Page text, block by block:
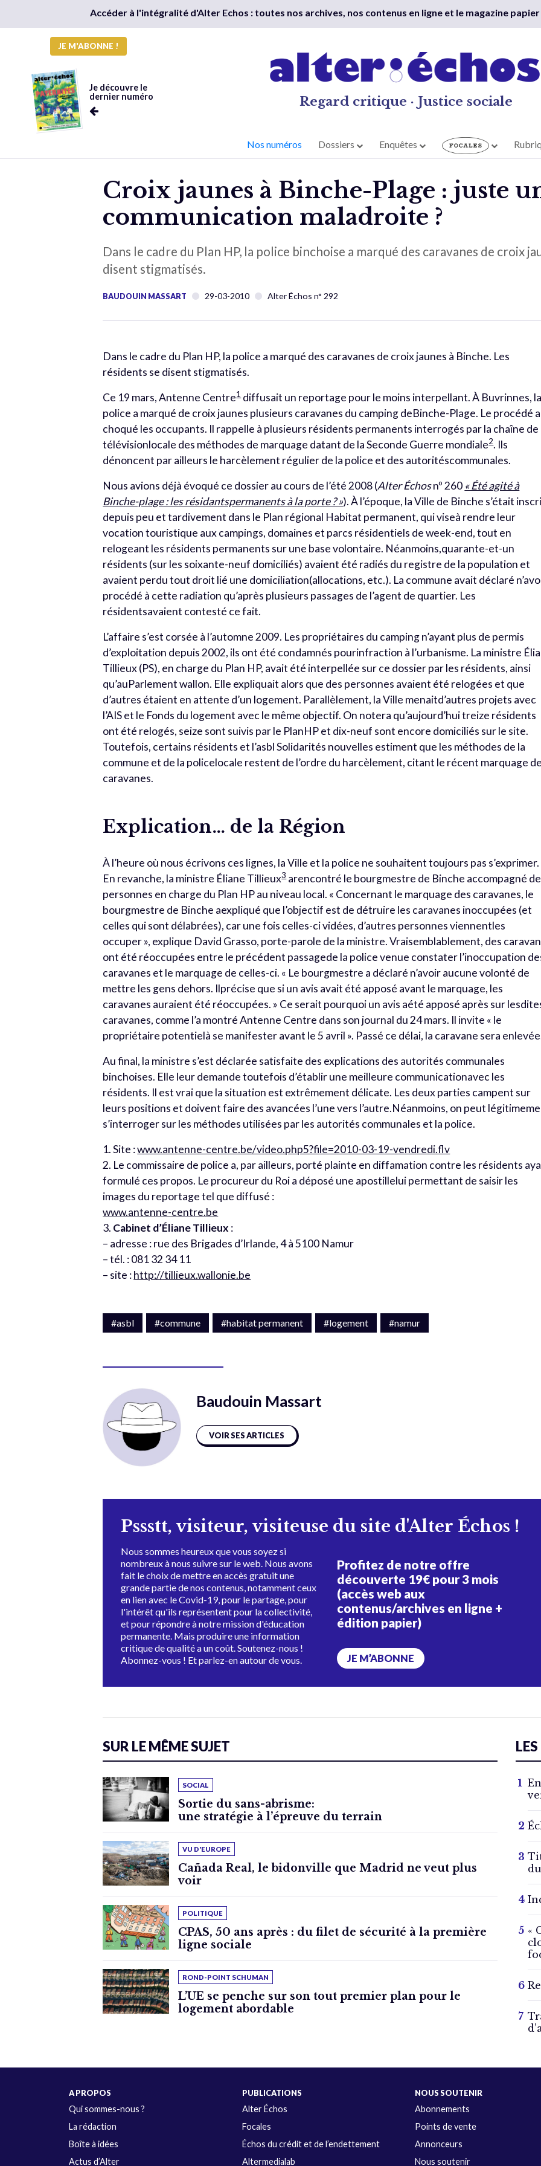
Accéder à l'intégralité d'Alter Echos : toutes nos archives, nos contenus en ligne et le magazine papier
JE M'ABONNE !
Je découvre le
dernier numéro
Regard critique · Justice sociale
Nos numéros Dossiers Enquêtes
Croix jaunes à Binche-Plage : juste
communication maladroite ?
Dans le cadre du Plan HP, la police binchoise a marqué des caravanes de croix
disent stigmatisés.
BAUDOUIN MASSART 29-03-2010 Alter Échos n° 292
Dans le cadre du Plan HP, la police a marqué des caravanes de croix jaunes à Binche. Les
résidents se disent stigmatisés.
Ce 19 mars, Antenne Centre1diffusait un reportage pour le moins interpellant. À Buvrinnes, la
police a marqué de croix jaunes plusieurs caravanes du camping deBinche-Plage. Le procédé a
choqué les occupants. Il rappelle à plusieurs résidents permanents interrogés par la chaîne de
télévisionlocale des méthodes de marquage datant de la Seconde Guerre mondiale2. Ils
dénoncent par ailleurs le harcèlement régulier de la police et des autoritéscommunales.
Nous avions déjà évoqué ce dossier au cours de l’été 2008 (Alter Échosnº 260 « Été agité à
Binche-plage : les résidantspermanents à la porte ? »). À l’époque, la Ville de Binche s’était
depuis peu et tardivement dans le Plan régional Habitat permanent, qui viseà rendre leur
vocation touristique aux campings, domaines et parcs résidentiels de week-end, tout en
relogeant les résidents permanents sur une base volontaire. Néanmoins,quarante-et-un
résidents (sur les soixante-neuf domiciliés) avaient été radiés du registre de la population et
avaient perdu tout droit lié une domiciliation(allocations, etc.). La commune avait déclaré
procédé à cette radiation qu’après plusieurs passages de l’agent de quartier. Les
résidentsavaient contesté ce fait.
L’affaire s’est corsée à l’automne 2009. Les propriétaires du camping n’ayant plus de permis
d’exploitation depuis 2002, ils ont été condamnés pourinfraction à l’urbanisme. La ministre
Tillieux (PS), en charge du Plan HP, avait été interpellée sur ce dossier par les résidents, ainsi
qu’auParlement wallon. Elle expliquait alors que des personnes avaient été relogées et que
d’autres étaient en attente d’un logement. Parallèlement, la Ville menaitd’autres projets avec
l’AIS et le Fonds du logement avec le même objectif. On notera qu’aujourd’hui treize résidents
ont été relogés, seize sont suivis par le PlanHP et dix-neuf sont encore domiciliés sur le site.
Toutefois, certains résidents et l’asbl Solidarités nouvelles estiment que les méthodes de la
commune et de la policelocale restent de l’ordre du harcèlement, citant le récent marquage
caravanes.
Explication… de la Région
À l’heure où nous écrivons ces lignes, la Ville et la police ne souhaitent toujours pas s’exprimer.
En revanche, la ministre Éliane Tillieux3arencontré le bourgmestre de Binche accompagné
personnes en charge du Plan HP au niveau local. « Concernant le marquage des caravanes, le
bourgmestre de Binche aexpliqué que l’objectif est de détruire les caravanes inoccupées (et
celles qui sont délabrées), car une fois celles-ci vidées, d’autres personnes viennentles
occuper », explique David Grasso, porte-parole de la ministre. Vraisemblablement, des
ont été réoccupées entre le précédent passagede la police venue constater l’inoccupation
caravanes et le marquage de celles-ci. « Le bourgmestre a déclaré n’avoir aucune volonté de
mettre les gens dehors. Ilprécise que si un avis avait été apposé avant le marquage, les
caravanes auraient été réoccupées. » Ce serait pourquoi un avis aété apposé après sur
caravanes, comme l’a montré Antenne Centre dans son journal du 24 mars. Il invite « le
propriétaire potentielà se manifester avant le 5 avril ». Passé ce délai, la caravane sera
Au final, la ministre s’est déclarée satisfaite des explications des autorités communales
binchoises. Elle leur demande toutefois d’établir une meilleure communicationavec les
résidents. Il est vrai que la situation est extrêmement délicate. Les deux parties campent sur
leurs positions et doivent faire des avancées l’une vers l’autre.Néanmoins, on peut
s’interroger sur les méthodes utilisées par les autorités communales et la police.
1. Site :www.antenne-centre.be/video.php5?file=2010-03-19-vendredi.flv
2. Le commissaire de police a, par ailleurs, porté plainte en diffamation contre les résidents
formulé ces propos. Le procureur du Roi a déposé une apostillelui permettant de saisir les
images du reportage tel que diffusé :
www.antenne-centre.be
3. Cabinet d’Éliane Tillieux :
– adresse : rue des Brigades d’Irlande, 4 à 5100 Namur
– tél. : 081 32 34 11
– site :http://tillieux.wallonie.be
#asbl #commune #habitat permanent #logement #namur
Baudouin Massart
VOIR SES ARTICLES
Pssstt, visiteur, visiteuse du site d'Alter Échos !
Nous sommes heureux que vous soyez si
nombreux à nous suivre sur le web. Nous avons
fait le choix de mettre en accès gratuit une
grande partie de nos contenus, notamment ceux
en lien avec le Covid-19, pour le partage, pour
l'intérêt qu'ils représentent pour la collectivité,
et pour répondre à notre mission d'éducation
permanente. Mais produire une information
critique de qualité a un coût. Soutenez-nous !
Abonnez-vous ! Et parlez-en autour de vous.
Profitez de notre offre
découverte 19€ pour 3 mois
(accès web aux
contenus/archives en ligne +
édition papier)
JE M’ABONNE
SUR LE MÊME SUJET
SOCIAL
Sortie du sans-abrisme:
une stratégie à l’épreuve du terrain
VU D'EUROPE
Cañada Real, le bidonville que Madrid ne veut plus
voir
POLITIQUE
CPAS, 50 ans après : du filet de sécurité à la première
ligne sociale
ROND-POINT SCHUMAN
L’UE se penche sur son tout premier plan pour le
logement abordable
«
A PROPOS
Qui sommes-nous ?
La rédaction
Boîte à idées
Actus d’Alter
PUBLICATIONS
Alter Échos
Focales
Échos du crédit et de l’endettement
Altermedialab
NOUS SOUTENIR
Abonnements
Points de vente
Annonceurs
Nous soutenir